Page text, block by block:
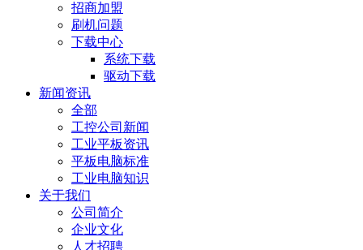
招商加盟
刷机问题
下载中心
系统下载
驱动下载
新闻资讯
全部
工控公司新闻
工业平板资讯
平板电脑标准
工业电脑知识
关于我们
公司简介
企业文化
人才招聘